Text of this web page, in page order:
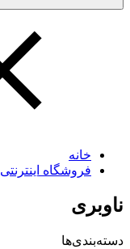
خانه
فروشگاه
ناوبری
دسته‌بندی‌ها